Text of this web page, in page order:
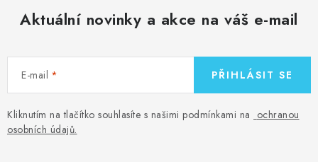
Aktuální novinky a akce na váš e-mail
E-mail
Kliknutím na tlačítko souhlasíte s našimi podmínkami na ochranou
osobních údajů.
PŘIHLÁSIT SE